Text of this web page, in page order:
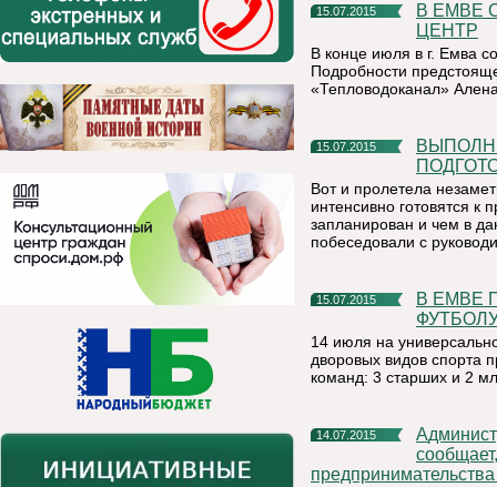
15.07.2015
В ЕМВЕ ОТКРОЕТСЯ ЕДИНЫЙ РАСЧЕТНО-КАССОВЫЙ
ЦЕНТР
В конце июля в г. Емва
Подробности
«Тепловодоканал»
15.07.2015
ВЫПОЛНИТЬ МАСШТАБНЫЙ ОБЪЕМ РАБОТ ПО
Вот и пролетела
интенсивно готовятся
запланирован и чем в
побеседовали с
15.07.2015
В ЕМВЕ ПРОШЛИ СОРЕВНОВАНИЯ ПО ДВОРОВОМУ
14 июля на
дворовых видов спорта
команд: 3 старших и 2
14.07.2015
Администрация муниципального района «Княжпогостский»